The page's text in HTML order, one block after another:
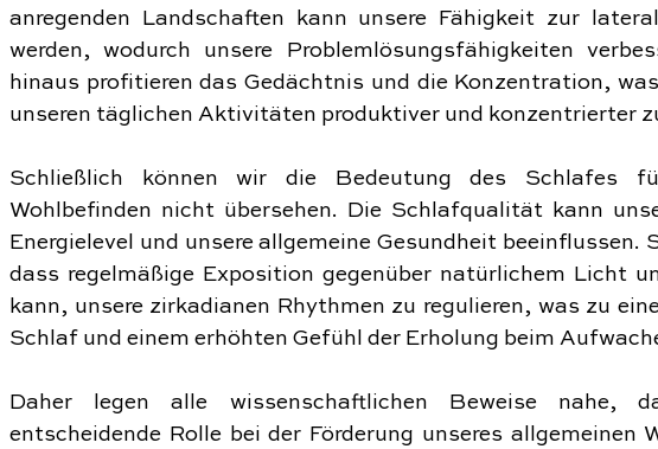
anregenden Landschaften kann unsere Fähigkeit zur
werden, wodurch unsere Problemlösungsfähigkeiten
hinaus profitieren das Gedächtnis und die Konzentration,
unseren täglichen Aktivitäten produktiver und konzentrierter
Schließlich können wir die Bedeutung des Schlafes
Wohlbefinden nicht übersehen. Die Schlafqualität kann
Energielevel und unsere allgemeine Gesundheit beeinflussen.
dass regelmäßige Exposition gegenüber natürlichem Licht
kann, unsere zirkadianen Rhythmen zu regulieren, was zu
Schlaf und einem erhöhten Gefühl der Erholung beim
Daher legen alle wissenschaftlichen Beweise nahe,
entscheidende Rolle bei der Förderung unseres allgemeinen